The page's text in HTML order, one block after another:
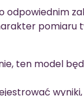
odpowiednim
pomiaru
ten model